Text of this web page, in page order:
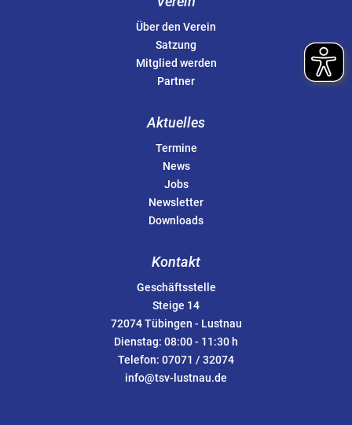
Über den Verein
Satzung
Mitglied werden
Partner
Aktuelles
Termine
News
Jobs
Newsletter
Downloads
Kontakt
Geschäftsstelle
Steige 14
72074 Tübingen - Lustnau
Dienstag: 08:00 - 11:30 h
Telefon: 07071 / 32074
info@tsv-lustnau.de